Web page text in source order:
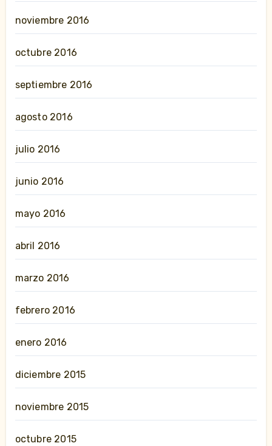
noviembre 2016
octubre 2016
septiembre 2016
agosto 2016
julio 2016
junio 2016
mayo 2016
abril 2016
marzo 2016
febrero 2016
enero 2016
diciembre 2015
noviembre 2015
octubre 2015